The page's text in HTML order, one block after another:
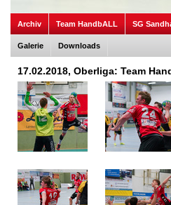
Archiv Team HandbALL SG
Galerie Downloads
17.02.2018, Oberliga: Team